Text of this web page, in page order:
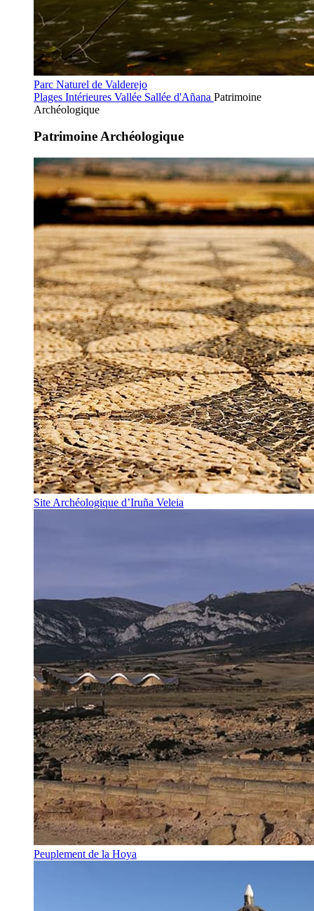
Parc Naturel de Valderejo
Plages Intérieures Vallée Sallée d'Añana Patrimoine
Archéologique
Patrimoine Archéologique
Site Archéologique d’Iruña Veleia
Peuplement de la Hoya